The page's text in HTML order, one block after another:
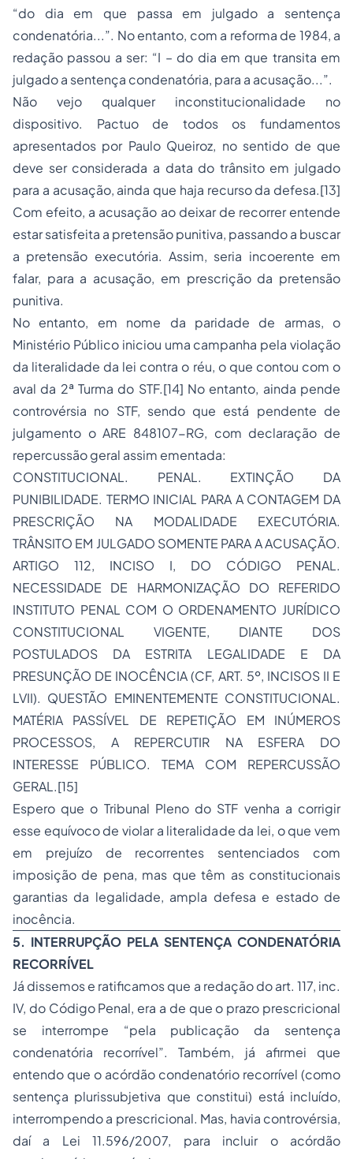
“do dia em que passa em julgado a sentença
condenatória...”. No entanto, com a reforma de 1984, a
redação passou a ser: “I – do dia em que transita em
julgado a sentença condenatória, para a acusação...”.
Não vejo qualquer inconstitucionalidade no
dispositivo. Pactuo de todos os fundamentos
apresentados por Paulo Queiroz, no sentido de que
deve ser considerada a data do trânsito em julgado
para a acusação, ainda que haja recurso da defesa.[13]
Com efeito, a acusação ao deixar de recorrer entende
estar satisfeita a pretensão punitiva, passando a buscar
a pretensão executória. Assim, seria incoerente em
falar, para a acusação, em prescrição da pretensão
punitiva.
No entanto, em nome da paridade de armas, o
Ministério Público iniciou uma campanha pela violação
da literalidade da lei contra o réu, o que contou com o
aval da 2ª Turma do STF.[14] No entanto, ainda pende
controvérsia no STF, sendo que está pendente de
julgamento o ARE 848107-RG, com declaração de
repercussão geral assim ementada:
CONSTITUCIONAL. PENAL. EXTINÇÃO DA
PUNIBILIDADE. TERMO INICIAL PARA A CONTAGEM DA
PRESCRIÇÃO NA MODALIDADE EXECUTÓRIA.
TRÂNSITO EM JULGADO SOMENTE PARA A ACUSAÇÃO.
ARTIGO 112, INCISO I, DO CÓDIGO PENAL.
NECESSIDADE DE HARMONIZAÇÃO DO REFERIDO
INSTITUTO PENAL COM O ORDENAMENTO JURÍDICO
CONSTITUCIONAL VIGENTE, DIANTE DOS
POSTULADOS DA ESTRITA LEGALIDADE E DA
PRESUNÇÃO DE INOCÊNCIA (CF, ART. 5º, INCISOS II E
LVII). QUESTÃO EMINENTEMENTE CONSTITUCIONAL.
MATÉRIA PASSÍVEL DE REPETIÇÃO EM INÚMEROS
PROCESSOS, A REPERCUTIR NA ESFERA DO
INTERESSE PÚBLICO. TEMA COM REPERCUSSÃO
GERAL.[15]
Espero que o Tribunal Pleno do STF venha a corrigir
esse equívoco de violar a literalidade da lei, o que vem
em prejuízo de recorrentes sentenciados com
imposição de pena, mas que têm as constitucionais
garantias da legalidade, ampla defesa e estado de
inocência.
5. INTERRUPÇÃO PELA SENTENÇA CONDENATÓRIA
RECORRÍVEL
Já dissemos e ratificamos que a redação do art. 117, inc.
IV, do Código Penal, era a de que o prazo prescricional
se interrompe “pela publicação da sentença
condenatória recorrível”. Também, já afirmei que
entendo que o acórdão condenatório recorrível (como
sentença plurissubjetiva que constitui) está incluído,
interrompendo a prescricional. Mas, havia controvérsia,
daí a Lei 11.596/2007, para incluir o acórdão